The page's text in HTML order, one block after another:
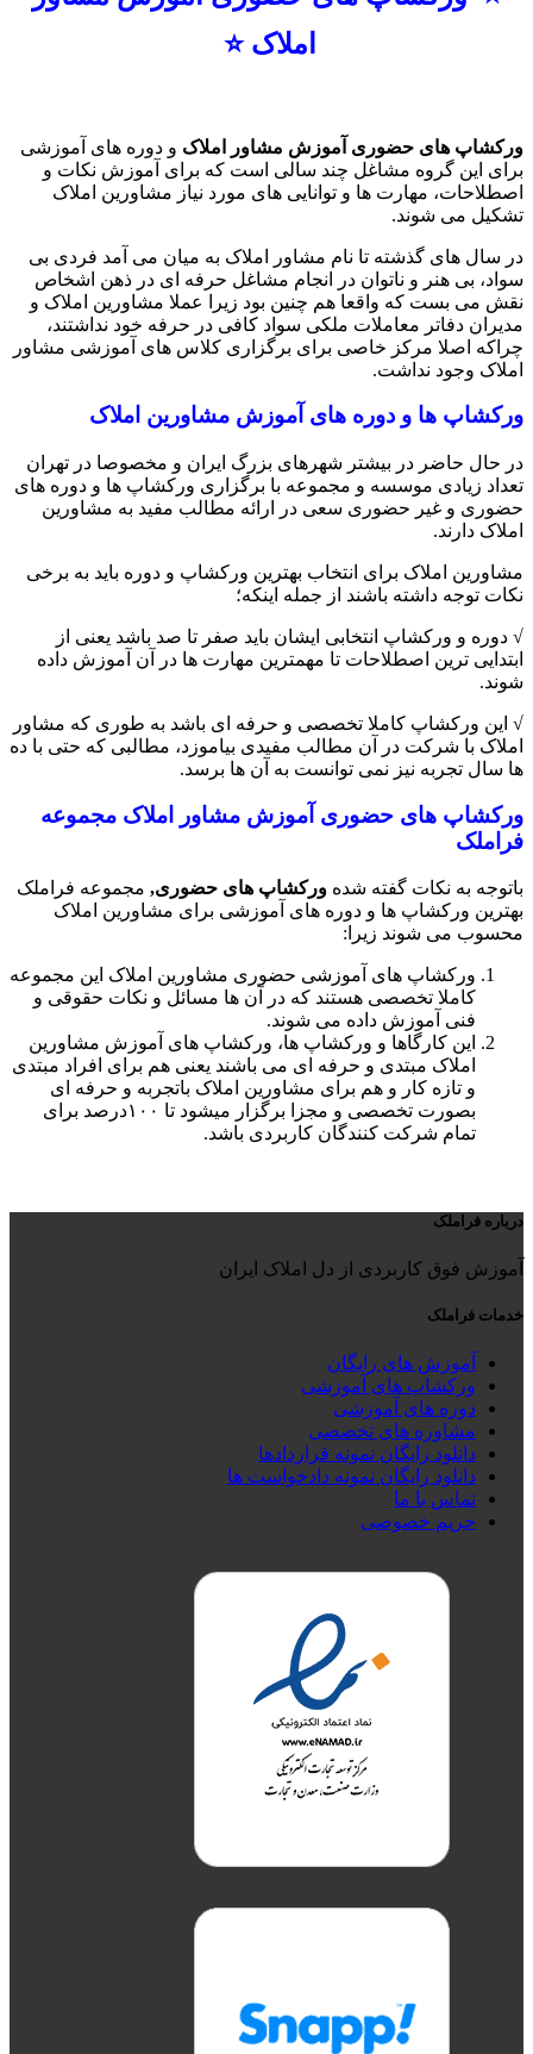
املاک ⭐️
ورکشاپ های حضوری آموزش مشاور املاک و دوره های آموزشی
برای این گروه مشاغل چند سالی است که برای آموزش نکات و
اصطلاحات، مهارت ها و توانایی های مورد نیاز مشاورین املاک
تشکیل می شوند.
در سال های گذشته تا نام مشاور املاک به میان می آمد فردی بی
سواد، بی هنر و ناتوان در انجام مشاغل حرفه ای در ذهن اشخاص
نقش می بست که واقعا هم چنین بود زیرا عملا مشاورین املاک و
مدیران دفاتر معاملات ملکی سواد کافی در حرفه خود نداشتند،
چراکه اصلا مرکز خاصی برای برگزاری کلاس های آموزشی مشاور
املاک وجود نداشت.
ورکشاپ ها و دوره های آموزش مشاورین املاک
در حال حاضر در بیشتر شهرهای بزرگ ایران و مخصوصا در تهران
تعداد زیادی موسسه و مجموعه با برگزاری ورکشاپ ها و دوره های
حضوری و غیر حضوری سعی در ارائه مطالب مفید به مشاورین
املاک دارند.
مشاورین املاک برای انتخاب بهترین ورکشاپ و دوره باید به برخی
نکات توجه داشته باشند از جمله اینکه؛
√ دوره و ورکشاپ انتخابی ایشان باید صفر تا صد باشد یعنی از
ابتدایی ترین اصطلاحات تا مهمترین مهارت ها در آن آموزش داده
شوند.
√ این ورکشاپ کاملا تخصصی و حرفه ای باشد به طوری که مشاور
املاک با شرکت در آن مطالب مفیدی بیاموزد، مطالبی که حتی با ده
ها سال تجربه نیز نمی توانست به آن ها برسد.
ورکشاپ های حضوری آموزش مشاور املاک مجموعه
فراملک
باتوجه به نکات گفته شده ورکشاپ های حضوری, مجموعه فراملک
بهترین ورکشاپ ها و دوره های آموزشی برای مشاورین املاک
محسوب می شوند زیرا:
ورکشاپ های آموزشی حضوری مشاورین املاک این مجموعه
کاملا تخصصی هستند که در آن ها مسائل و نکات حقوقی و
فنی آموزش داده می شوند.
این کارگاها و ورکشاپ ها، ورکشاپ های آموزش مشاورین
املاک مبتدی و حرفه ای می باشند یعنی هم برای افراد مبتدی
و تازه کار و هم برای مشاورین املاک باتجربه و حرفه ای
بصورت تخصصی و مجزا برگزار میشود تا ۱۰۰درصد برای
تمام شرکت کنندگان کاربردی باشد.
درباره فراملک
آموزش فوق کاربردی از دل املاک ایران
خدمات فراملک
آموزش های رایگان
ورکشاپ های آموزشی
دوره های آموزشی
مشاوره های تخصصی
دانلود رایگان نمونه قراردادها
دانلود رایگان نمونه دادخواست ها
تماس با ما
حریم خصوصی